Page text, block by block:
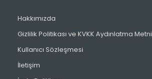
Hakkımızda
Gizlilik Politikası ve KVKK Aydınlatma Metni
Kullanıcı Sözleşmesi
İletişim